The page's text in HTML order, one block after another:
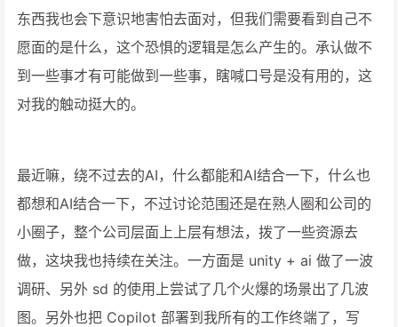
东西我也会下意识地害怕去面对，但我们需要看到自己不
愿面的是什么，这个恐惧的逻辑是怎么产生的。承认做不
到一些事才有可能做到一些事，瞎喊口号是没有用的，这
对我的触动挺大的。
最近嘛，绕不过去的AI，什么都能和AI结合一下，什么也
都想和AI结合一下，不过讨论范围还是在熟人圈和公司的
小圈子，整个公司层面上上层有想法，拨了一些资源去
做，这块我也持续在关注。一方面是 unity + ai 做了一波
调研、另外 sd 的使用上尝试了几个火爆的场景出了几波
图。另外也把 Copilot 部署到我所有的工作终端了，写